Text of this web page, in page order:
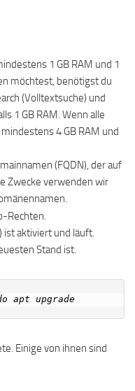
1 GB RAM und 1
möchtest, benötigst du
(Volltextsuche) und
1 GB RAM. Wenn alle
4 GB RAM und
(FQDN), der auf
Zwecke verwenden wir
Rechten.
ist aktiviert und läuft.
Stand ist.
Einige von ihnen sind